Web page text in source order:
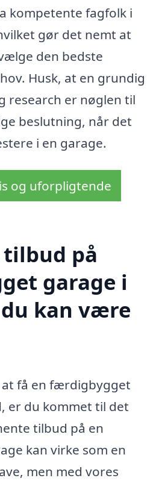
kompetente fagfolk i
gør det nemt at
den bedste
Husk, at en grundig
research er nøglen til
beslutning, når det
i en garage.
og uforpligtende
tilbud på
garage i
kan være
at få en færdigbygget
er du kommet til det
tilbud på en
kan virke som en
men med vores